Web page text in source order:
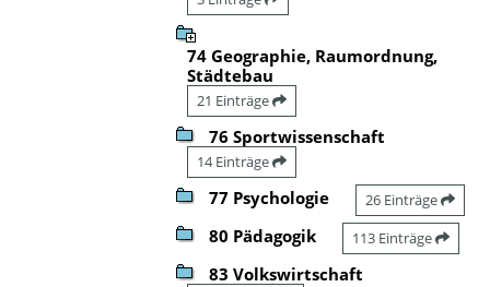
74 Geographie, Raumordnung,
Städtebau
21 Einträge
76 Sportwissenschaft
14 Einträge
77 Psychologie 26 Einträge
80 Pädagogik 113 Einträge
83 Volkswirtschaft